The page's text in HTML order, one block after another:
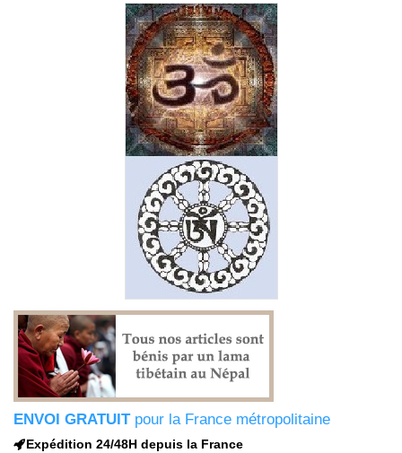
ENVOI GRATUITpour la France métropolitaine
Expédition 24/48H depuis la France